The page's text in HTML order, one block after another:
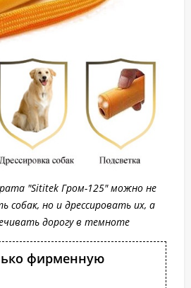
"Sititek Гром-125" можно не
собак, но и дрессировать их, а
дорогу в темноте
фирменную